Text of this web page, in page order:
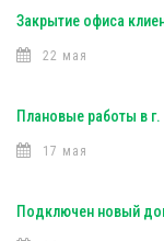
Закрытие офиса
22 мая
Плановые работы в г.
17 мая
Подключен новый